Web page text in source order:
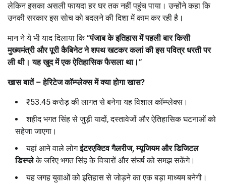
लेकिन इसका असली फायदा हर घर तक नहीं पहुंच पाया। उन्होंने कहा कि
उनकी सरकार इस सोच को बदलने की दिशा में काम कर रही है।
मान ने ये भी याद दिलाया कि“पंजाब के इतिहास में पहली बार किसी
मुख्यमंत्री और पूरी कैबिनेट ने शपथ खटकर कलां की इस पवित्र धरती पर
ली थी। यह खुद में एक ऐतिहासिक फैसला था।”
खास बातें –हेरिटेज कॉम्प्लेक्स में क्या होगा खास?
₹53.45 करोड़ की लागत से बनेगा यह विशाल कॉम्प्लेक्स।
शहीद भगत सिंह से जुड़ी यादों, दस्तावेजों और ऐतिहासिक घटनाओं को
सहेजा जाएगा।
यहां आने वाले लोगइंटरएक्टिव गैलरीज,म्यूजियम और डिजिटल
डिस्प्लेके जरिए भगत सिंह के विचारों और संघर्ष को समझ सकेंगे।
यह जगह युवाओं को इतिहास से जोड़ने का एक बड़ा माध्यम बनेगी।